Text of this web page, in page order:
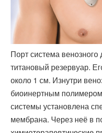
Порт система венозного
титановый резервуар.
около 1 см. Изнутри
биоинертным
системы установлена
мембрана. Через неё в